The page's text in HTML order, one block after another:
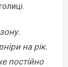
на рік.
постійно